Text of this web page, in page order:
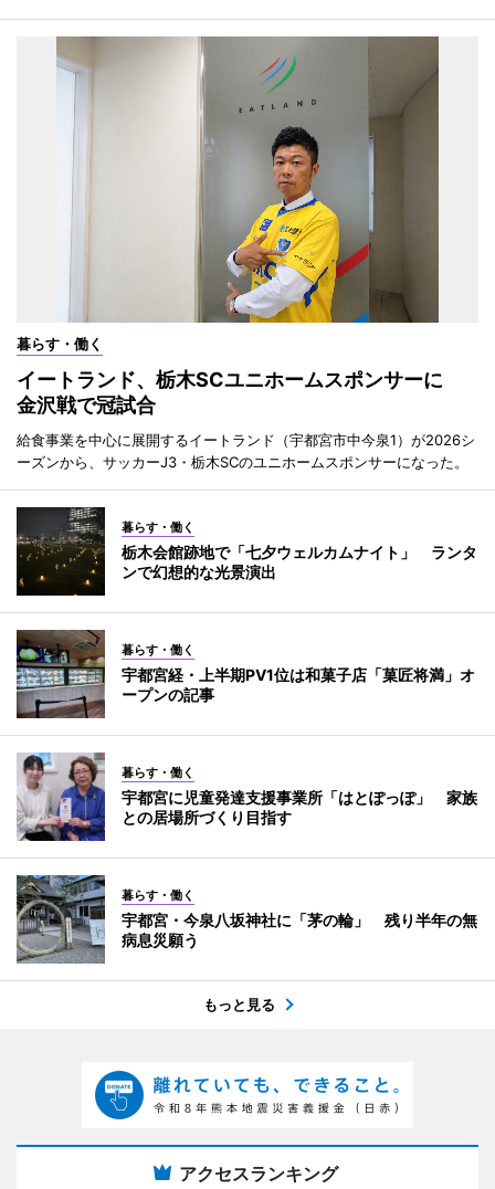
暮らす・働く
イートランド、栃木SCユニホームスポンサーに
金沢戦で冠試合
給食事業を中心に展開するイートランド（宇都宮市中今泉1）が2026シ
ーズンから、サッカーJ3・栃木SCのユニホームスポンサーになった。
暮らす・働く
栃木会館跡地で「七夕ウェルカムナイト」 ランタ
ンで幻想的な光景演出
暮らす・働く
宇都宮経・上半期PV1位は和菓子店「菓匠将満」オ
ープンの記事
暮らす・働く
宇都宮に児童発達支援事業所「はとぽっぽ」 家族
との居場所づくり目指す
暮らす・働く
宇都宮・今泉八坂神社に「茅の輪」 残り半年の無
病息災願う
もっと見る
アクセスランキング